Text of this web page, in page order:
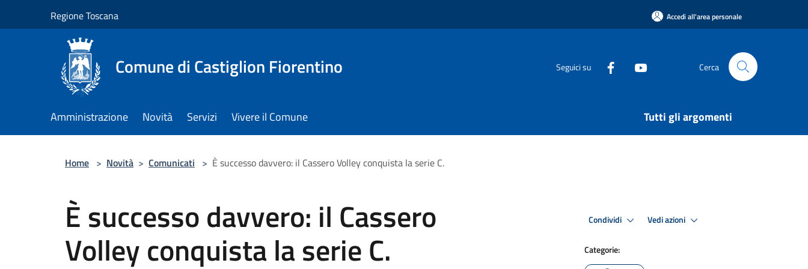
Regione Toscana Accedi all'area personale
Comune di Castiglion Fiorentino Seguici su Cerca
Amministrazione Novità Servizi Vivere il Comune Tutti gli argomenti
Home > Novità > Comunicati > È successo davvero: il Cassero Volley conquista la serie C.
È successo davvero: il Cassero
Volley conquista la serie C.
Condividi Vedi azioni
Categorie: